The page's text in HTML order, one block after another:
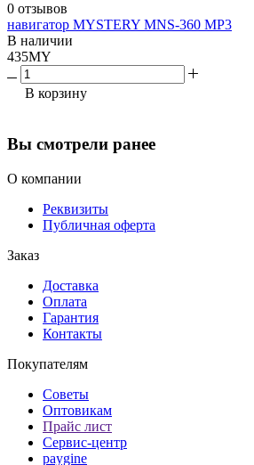
0 отзывов
навигатор MYSTERY MNS-360 MP3
В наличии
435MY
В корзину
Вы смотрели ранее
О компании
Реквизиты
Публичная оферта
Заказ
Доставка
Оплата
Гарантия
Контакты
Покупателям
Советы
Оптовикам
Прайс лист
Сервис-центр
paygine